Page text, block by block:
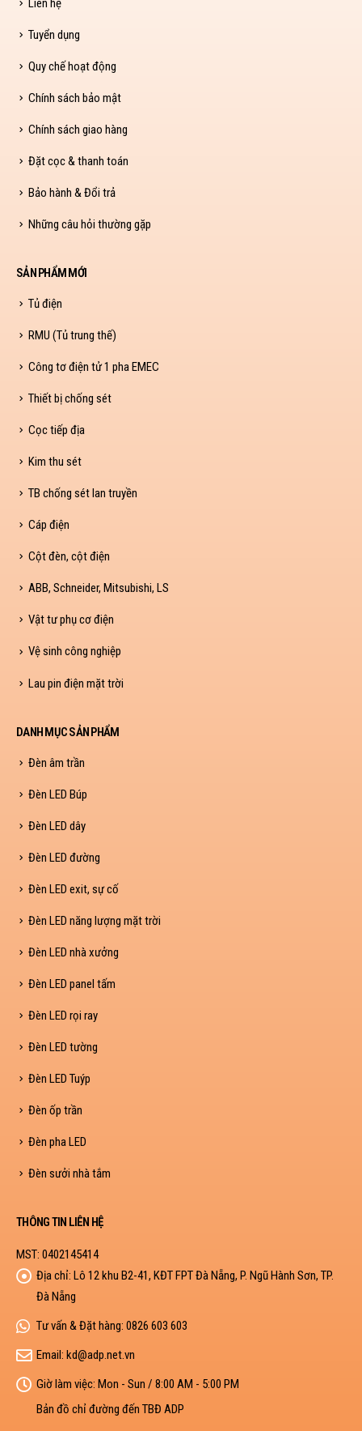
Liên hệ
Tuyển dụng
Quy chế hoạt động
Chính sách bảo mật
Chính sách giao hàng
Đặt cọc & thanh toán
Bảo hành & Đổi trả
Những câu hỏi thường gặp
SẢN PHẨM MỚI
Tủ điện
RMU (Tủ trung thế)
Công tơ điện tử 1 pha EMEC
Thiết bị chống sét
Cọc tiếp địa
Kim thu sét
TB chống sét lan truyền
Cáp điện
Cột đèn, cột điện
ABB, Schneider, Mitsubishi, LS
Vật tư phụ cơ điện
Vệ sinh công nghiệp
Lau pin điện mặt trời
DANH MỤC SẢN PHẨM
Đèn âm trần
Đèn LED Búp
Đèn LED dây
Đèn LED đường
Đèn LED exit, sự cố
Đèn LED năng lượng mặt trời
Đèn LED nhà xưởng
Đèn LED panel tấm
Đèn LED rọi ray
Đèn LED tường
Đèn LED Tuýp
Đèn ốp trần
Đèn pha LED
Đèn sưởi nhà tắm
THÔNG TIN LIÊN HỆ
MST: 0402145414
Địa chỉ: Lô 12 khu B2-41, KĐT FPT Đà Nẵng, P. Ngũ Hành Sơn, TP.
Đà Nẵng
Tư vấn & Đặt hàng: 0826 603 603
Email: kd@adp.net.vn
Giờ làm việc: Mon - Sun / 8:00 AM - 5:00 PM
Bản đồ chỉ đường đến TBĐ ADP